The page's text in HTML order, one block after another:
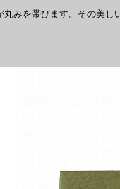
みを帯びます。その美